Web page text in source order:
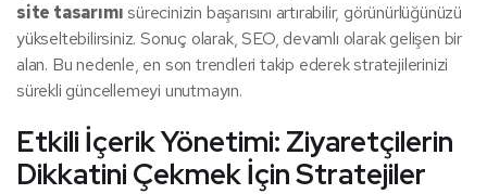
site tasarımı sürecinizin başarısını artırabilir, görünürlüğünüzü
yükseltebilirsiniz. Sonuç olarak, SEO, devamlı olarak gelişen bir
alan. Bu nedenle, en son trendleri takip ederek stratejilerinizi
sürekli güncellemeyi unutmayın.
Etkili İçerik Yönetimi: Ziyaretçilerin
Dikkatini Çekmek İçin Stratejiler